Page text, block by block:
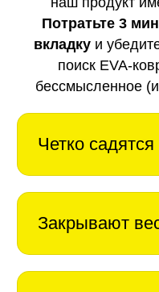
Потратьте 3
вкладку и
поиск EVA-
бессмысленное
Четко
Закрывают